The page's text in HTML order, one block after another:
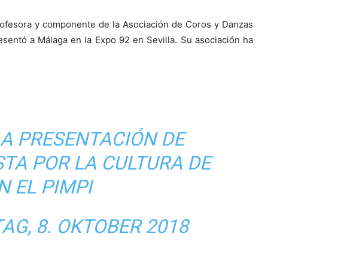
y componente de la Asociación de Coros y Danzas
a Málaga en la Expo 92 en Sevilla. Su asociación ha
PRESENTACIÓN DE
POR LA CULTURA DE
EL PIMPI
8. OKTOBER 2018